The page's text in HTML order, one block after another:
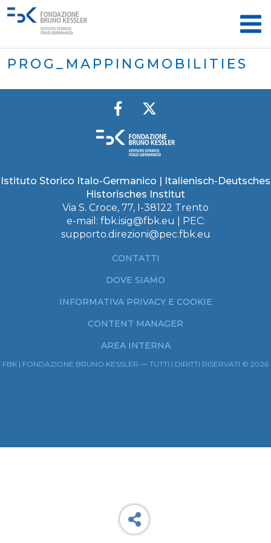
PROG_MAPPINGMOBILITIES
Istituto Storico Italo-Germanico | Italienisch-Deutsches
Historisches Institut
Via S. Croce, 77, I-38122 Trento
e-mail: fbk.isig@fbk.eu | PEC:
supporto.direzioni@pec.fbk.eu
CONTATTI
DOVE SIAMO
INFORMATIVA PRIVACY E COOKIE
CONTENT MANAGER
AREA INTERNA
FBK | FONDAZIONE BRUNO KESSLER — TUTTI I DIRITTI RISERVATI © 2026